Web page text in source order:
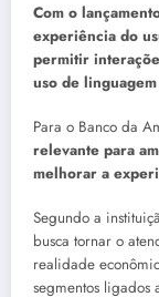
Com o
experiência do
permitir
uso de
Para o Banco da
relevante para
melhorar a
Segundo a
busca tornar o
realidade
segmentos ligados